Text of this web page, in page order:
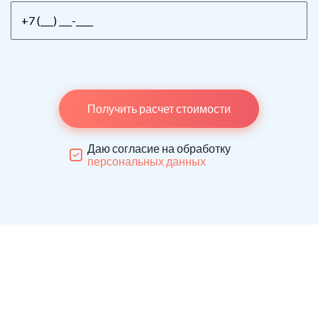
Получить расчет стоимости
Даю согласие на обработку
персональных данных